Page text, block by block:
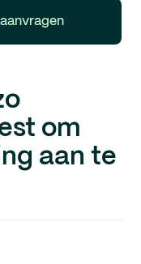
om
aan te